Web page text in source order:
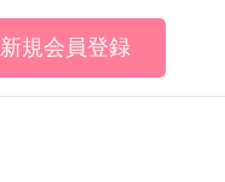
新規会員登録